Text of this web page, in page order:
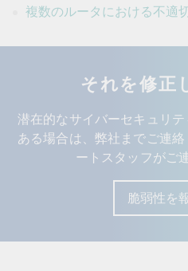
複数のルータにおける不適
それを修正
潜在的なサイバーセキュリ
ある場合は、弊社までご連
ートスタッフがご
脆弱性を